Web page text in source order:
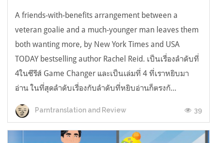
A friends-with-benefits arrangement between a
veteran goalie and a much-younger man leaves them
both wanting more, by New York Times and USA
TODAY bestselling author Rachel Reid. เป็นเรื่องลำดับที่
4ในซีรีส์ Game Changer และเป็นเล่มที่ 4 ที่เราหยิบมา
อ่าน ในที่สุดลำดับเรื่องกับลำดับที่หยิบอ่านก็ตรงกั...
Parntranslation and Review 39